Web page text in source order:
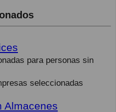
para personas sin
seleccionadas
Almacenes